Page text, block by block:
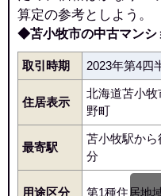
算定の参考としよう。
◆苫小牧市の中古マンシ
取引時期 2023年第4四
住居表示
北海道苫小牧
野町
最寄駅
苫小牧駅から
分
用途区分 第1種住居地